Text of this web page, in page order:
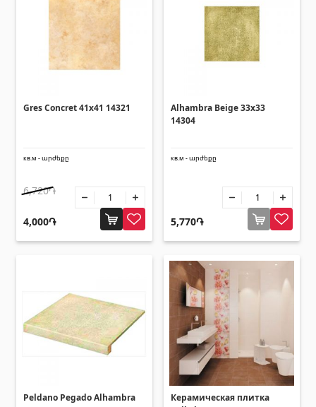
Gres Concret 41x41 14321
кв.м - արժեքը
6,720֏
4,000֏
Alhambra Beige 33x33
14304
кв.м - արժեքը
5,770֏
Peldano Pegado Alhambra
Керамическая плитка